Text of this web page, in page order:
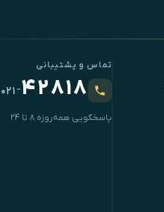
تماس و پشتیبانی
۴۲۸۱۸-۰۲۱
پاسخگویی همه‌روزه ۸ تا ۲۴